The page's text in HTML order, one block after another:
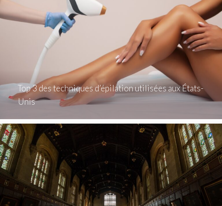
Top 3 des techniques d’épilation utilisées aux États-
Unis